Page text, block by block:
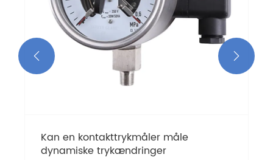
Kan en kontakttrykmåler måle
dynamiske trykændringer
 